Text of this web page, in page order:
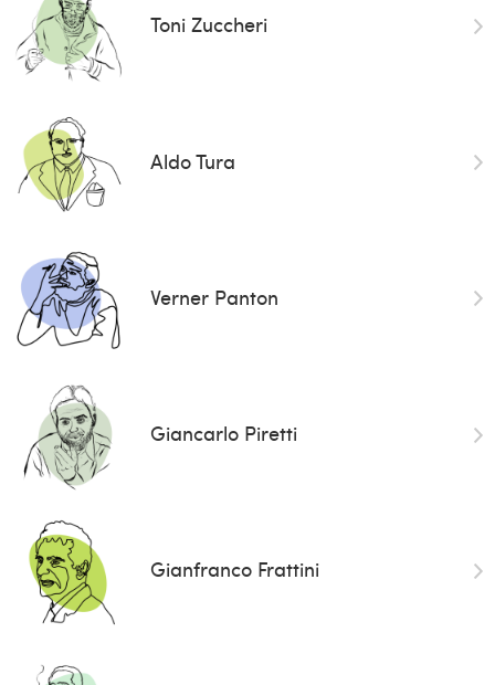
Toni Zuccheri
Aldo Tura
Verner Panton
Giancarlo Piretti
Gianfranco Frattini